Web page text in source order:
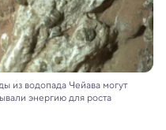
из водопада Чейава могут
энергию для роста